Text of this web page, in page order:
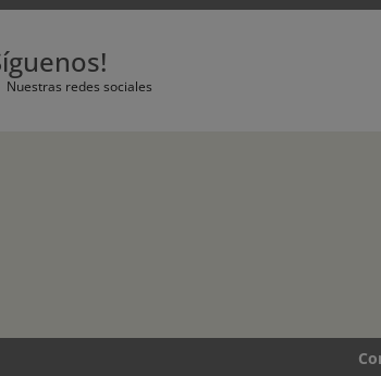
Nuestras redes sociales